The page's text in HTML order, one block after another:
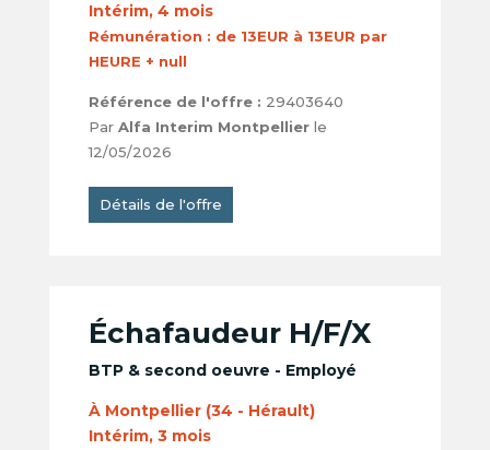
Intérim, 4 mois
Rémunération : de 13EUR à 13EUR par
HEURE + null
Référence de l'offre : 29403640
Par Alfa Interim Montpellierle
12/05/2026
Détails de l'offre
Échafaudeur H/F/X
BTP & second oeuvre - Employé
À Montpellier (34 - Hérault)
Intérim, 3 mois